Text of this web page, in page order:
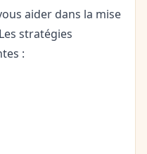
aider dans la mise
stratégies
: